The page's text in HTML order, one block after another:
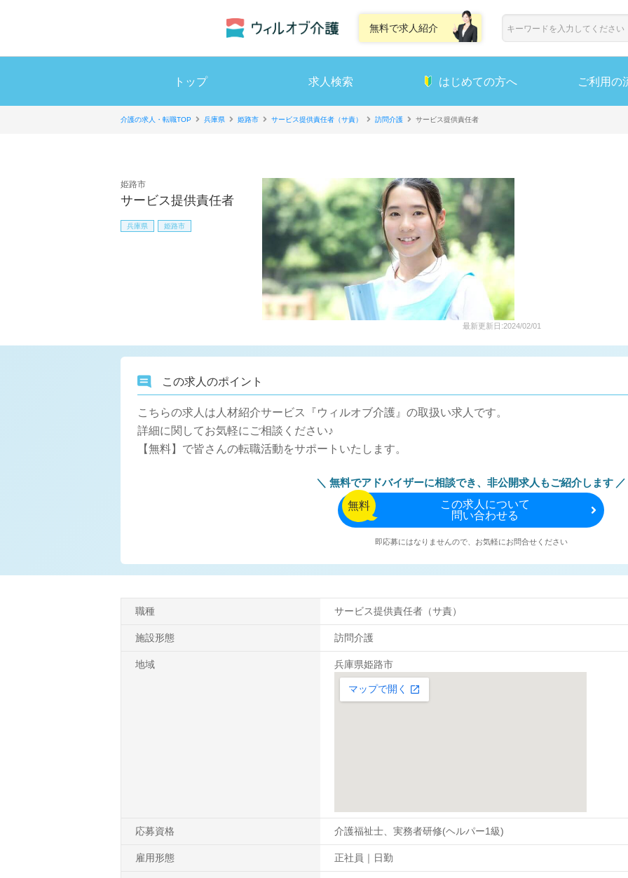
無料で求人紹介
トップ 求人検索 はじめての方へ ご利用の
介護の求人・転職TOP 兵庫県 姫路市 サービス提供責任者（サ責） 訪問介護 サービス提供責任者
サービス提供責任者
姫路市
兵庫県 姫路市
最新更新日:2024/02/01
この求人のポイント
こちらの求人は人材紹介サービス『ウィルオブ介護』の取扱い求人です。
詳細に関してお気軽にご相談ください♪
【無料】で皆さんの転職活動をサポートいたします。
無料でアドバイザーに相談でき、 非公開求人もご紹介します
無料
この求人について
問い合わせる
即応募にはなりませんので、お気軽にお問合せください
職種 サービス提供責任者（サ責）
施設形態 訪問介護
地域 兵庫県姫路市
応募資格 介護福祉士、実務者研修(ヘルパー1級)
雇用形態 正社員｜日勤